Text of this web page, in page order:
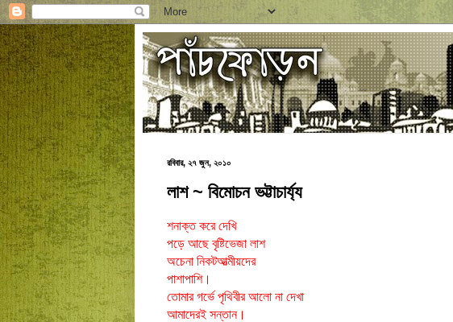
রবিবার, ২৭ জুন, ২০১০
লাশ ~ বিমোচন ভট্টাচার্য্য
শনাক্ত করে দেখি
পড়ে আছে বৃষ্টিভেজা লাশ
অচেনা নিকটআত্মীয়দের
পাশাপাশি।
তোমার গর্ভে পৃথিবীর আলো না দেখা
আমাদেরই সন্তান।